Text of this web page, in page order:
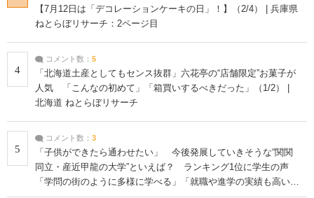
【7月12日は「デコレーションケーキの日」！】（2/4） | 兵庫県
ねとらぼリサーチ：2ページ目
4
コメント数： 5
「北海道土産としてもセンス抜群」六花亭の“店舗限定”お菓子が
人気 「こんなの初めて」「箱買いするべきだった」（1/2） |
北海道 ねとらぼリサーチ
5
コメント数： 3
「子供ができたら通わせたい」 今後発展していきそうな“関関
同立・産近甲龍の大学”といえば？ ランキング1位に学生の声
「学問の街のように多様に学べる」「就職や進学の実績も高い」